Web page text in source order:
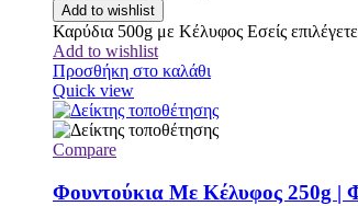
Add to wishlist
Καρύδια 500g με Κέλυφος Εσείς
Add to wishlist
Προσθήκη στο καλάθι
Quick view
Compare
Φουντούκια Με Κέλυφος 250g |